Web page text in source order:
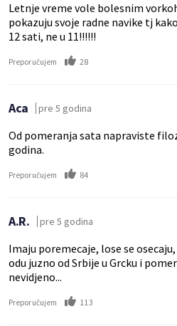
Letnje vreme vole bolesnim
pokazuju svoje radne navike tj
12 sati, ne u 11!!!!!!
Preporučujem 28
Aca pre 5 godina
Od pomeranja sata napraviste
godina.
Preporučujem 84
A.R. pre 5 godina
Imaju poremecaje, lose se
odu juzno od Srbije u Grcku i
nevidjeno...
Preporučujem 113